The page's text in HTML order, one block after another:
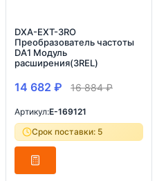
DXA-EXT-3RO
Преобразователь частоты
DA1 Модуль
расширения(3REL)
14 682 ₽ 16 884₽
Артикул:E-169121
Срок поставки: 5